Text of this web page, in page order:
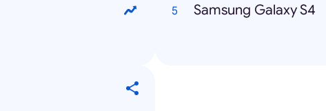
Samsung Galaxy S4